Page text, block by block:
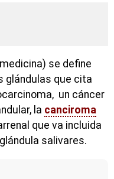
se define
glándulas que cita
un cáncer
la canciroma
que va incluida
salivares.